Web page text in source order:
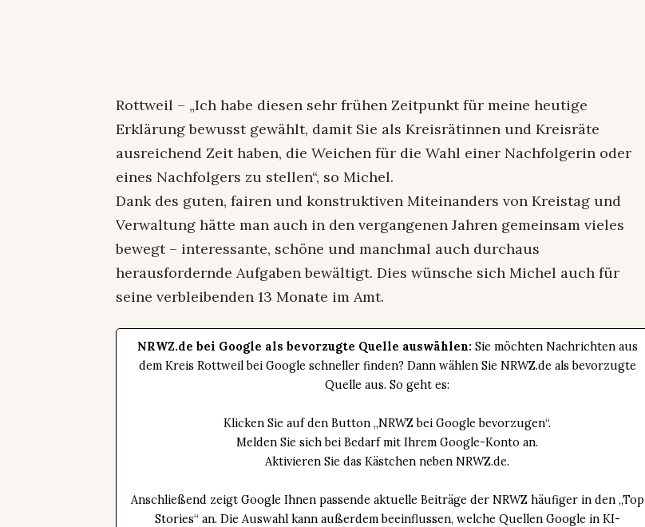
Rottweil – „Ich habe diesen sehr frühen Zeitpunkt für meine heutige
Erklärung bewusst gewählt, damit Sie als Kreisrätinnen und Kreisräte
ausreichend Zeit haben, die Weichen für die Wahl einer Nachfolgerin oder
eines Nachfolgers zu stellen“, so Michel.
Dank des guten, fairen und konstruktiven Miteinanders von Kreistag und
Verwaltung hätte man auch in den vergangenen Jahren gemeinsam vieles
bewegt – interessante, schöne und manchmal auch durchaus
herausfordernde Aufgaben bewältigt. Dies wünsche sich Michel auch für
seine verbleibenden 13 Monate im Amt.
NRWZ.de bei Google als bevorzugte Quelle auswählen: Sie möchten Nachrichten aus
dem Kreis Rottweil bei Google schneller finden? Dann wählen Sie NRWZ.de als bevorzugte
Quelle aus. So geht es:
Klicken Sie auf den Button „NRWZ bei Google bevorzugen“.
Melden Sie sich bei Bedarf mit Ihrem Google-Konto an.
Aktivieren Sie das Kästchen neben NRWZ.de.
Anschließend zeigt Google Ihnen passende aktuelle Beiträge der NRWZ häufiger in den „Top
Stories“ an. Die Auswahl kann außerdem beeinflussen, welche Quellen Google in KI-